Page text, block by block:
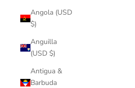
Angola (USD
$)
Anguilla
(USD $)
Antigua &
Barbuda